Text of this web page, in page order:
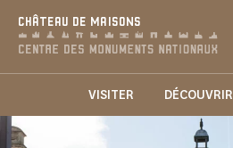
CHÂTEAU DE MAISONS
VISITER DÉCOUVRIR